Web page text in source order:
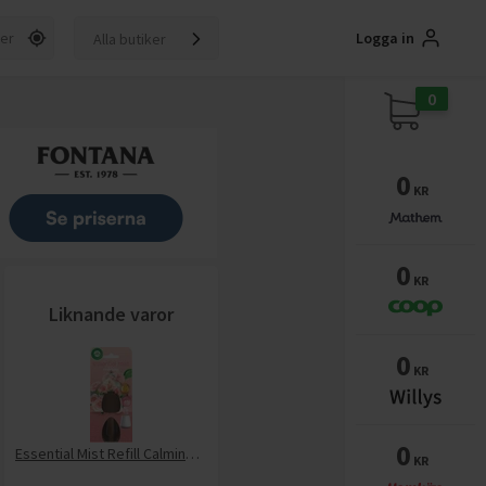
Alla butiker Logga in
Liknande varor
Essential Mist Refill Calming Rose
0
0 KR
0 KR
0 KR
0 KR